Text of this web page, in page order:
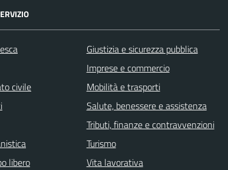
civile
libero
Giustizia e sicurezza pubblica
Imprese e commercio
Mobilità e trasporti
Salute, benessere e assistenza
Tributi, finanze e contravvenzioni
Turismo
Vita lavorativa